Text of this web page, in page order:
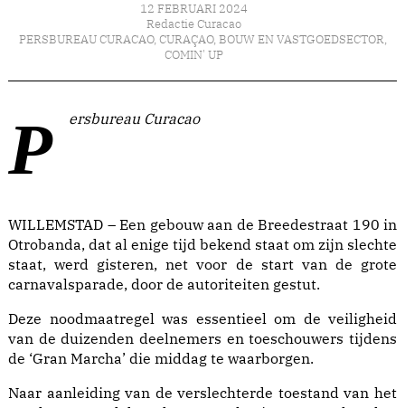
12 FEBRUARI 2024
Redactie Curacao
PERSBUREAU CURACAO, CURAÇAO, BOUW EN VASTGOEDSECTOR,
COMIN' UP
Persbureau Curacao
WILLEMSTAD – Een gebouw aan de Breedestraat 190 in
Otrobanda, dat al enige tijd bekend staat om zijn slechte
staat, werd gisteren, net voor de start van de grote
carnavalsparade, door de autoriteiten gestut.
Deze noodmaatregel was essentieel om de veiligheid
van de duizenden deelnemers en toeschouwers tijdens
de ‘Gran Marcha’ die middag te waarborgen.
Naar aanleiding van de verslechterde toestand van het